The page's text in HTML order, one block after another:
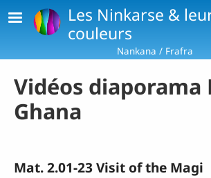
Aller au contenu principal
Les Ninkarse &
couleurs
Nankana / Frafra
Vidéos diaporama
Ghana
Mat. 2.01-23 Visit of the Magi